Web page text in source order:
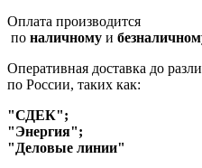
Оплата производится
по наличному и
Оперативная доставка до
по России, таких как:
"СДЕК";
"Энергия";
"Деловые линии"